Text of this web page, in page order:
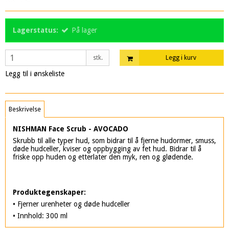
Lagerstatus: På lager
stk. Legg i kurv
Legg til i ønskeliste
Beskrivelse
NISHMAN Face Scrub - AVOCADO
Skrubb til alle typer hud, som bidrar til å fjerne hudormer, smuss,
døde hudceller, kviser og oppbygging av fet hud. Bidrar til å
friske opp huden og etterlater den myk, ren og glødende.
Produktegenskaper:
• Fjerner urenheter og døde hudceller
• Innhold: 300 ml